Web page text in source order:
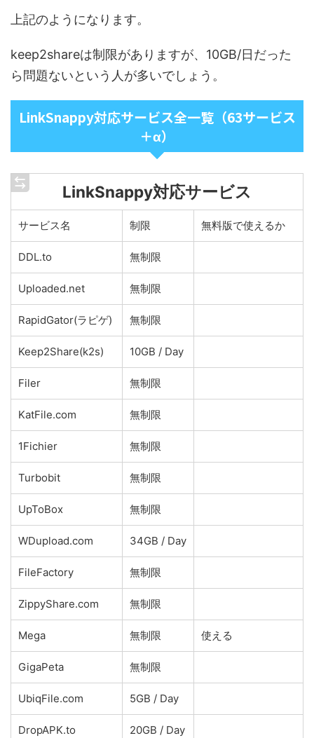
上記のようになります。
keep2shareは制限がありますが、10GB/日だった
ら問題ないという人が多いでしょう。
LinkSnappy対応サービス全一覧（63サービス
＋α）
LinkSnappy対応サービス
サービス名 制限 無料版で使えるか
DDL.to 無制限
Uploaded.net 無制限
RapidGator(ラピゲ) 無制限
Keep2Share(k2s) 10GB / Day
Filer 無制限
KatFile.com 無制限
1Fichier 無制限
Turbobit 無制限
UpToBox 無制限
WDupload.com 34GB / Day
FileFactory 無制限
ZippyShare.com 無制限
Mega 無制限 使える
GigaPeta 無制限
UbiqFile.com 5GB / Day
DropAPK.to 20GB / Day